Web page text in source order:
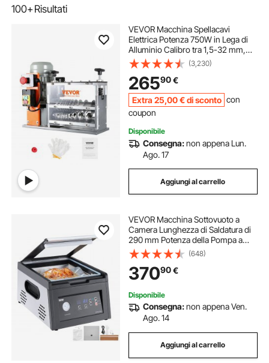
100+Risultati
VEVOR Macchina Spellacavi
Elettrica Potenza 750W in Lega di
Alluminio Calibro tra 1,5-32 mm,
Macchinetta Spellafili Elettrica per
Cablaggio Cavi Elettrici 48 x 30 x
38cm, Macchina Elettrica Spellacavi
(3,230)
26590€
Extra 25,00 €di sconto con
coupon
Disponibile
Consegna:non appena Lun.
Ago. 17
Aggiungi al carrello
VEVOR Macchina Sottovuoto a
Camera Lunghezza di Saldatura di
290 mm Potenza della Pompa a
Vuoto da 380 W, Macchina per il
Confezionamento di Sacchetti
Sigillanti per Alimenti Umidi, Carne
(648)
37090€
Disponibile
Consegna:non appena Ven.
Ago. 14
Aggiungi al carrello